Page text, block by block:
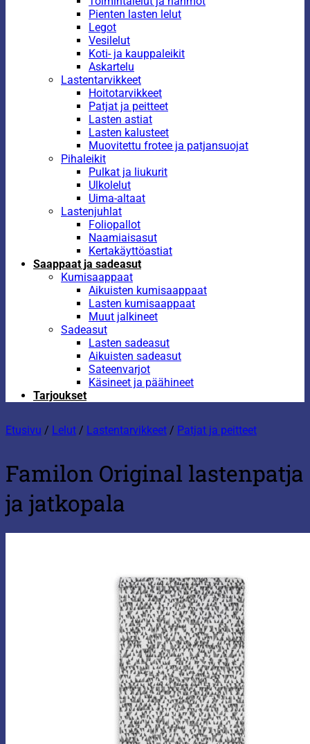
Pienten lasten lelut
Legot
Vesilelut
Koti- ja kauppaleikit
Askartelu
Lastentarvikkeet
Hoitotarvikkeet
Patjat ja peitteet
Lasten astiat
Lasten kalusteet
Muovitettu frotee ja patjansuojat
Pihaleikit
Pulkat ja liukurit
Ulkolelut
Uima-altaat
Lastenjuhlat
Foliopallot
Naamiaisasut
Kertakäyttöastiat
Saappaat ja sadeasut
Kumisaappaat
Aikuisten kumisaappaat
Lasten kumisaappaat
Muut jalkineet
Sadeasut
Lasten sadeasut
Aikuisten sadeasut
Sateenvarjot
Käsineet ja päähineet
Tarjoukset
Etusivu / Lelut / Lastentarvikkeet / Patjat ja peitteet
Familon Original lastenpatja
ja jatkopala